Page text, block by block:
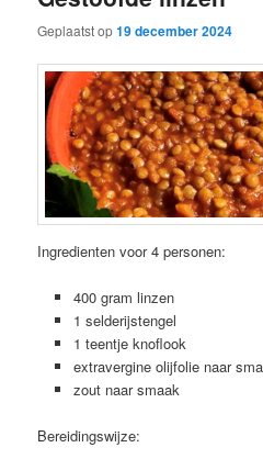
Geplaatst op19 december 2024
Ingredienten voor 4 personen:
400 gram linzen
1 selderijstengel
1 teentje knoflook
extravergine olijfolie naar
zout naar smaak
Bereidingswijze: